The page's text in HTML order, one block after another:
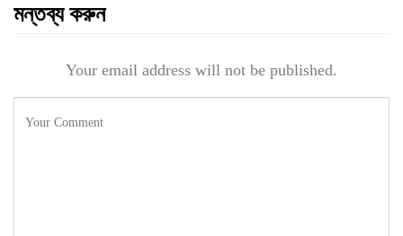
মন্তব্য করুন
Your email address will not be published.